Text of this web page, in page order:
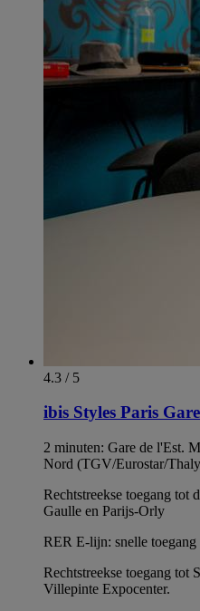
4.3 / 5
ibis Styles Paris
2 minuten: Gare de l'Est.
Nord (TGV/Eurostar/
Rechtstreekse toegang tot
Gaulle en Parijs-Orly
RER E-lijn: snelle
Rechtstreekse toegang tot
Villepinte Expocenter.